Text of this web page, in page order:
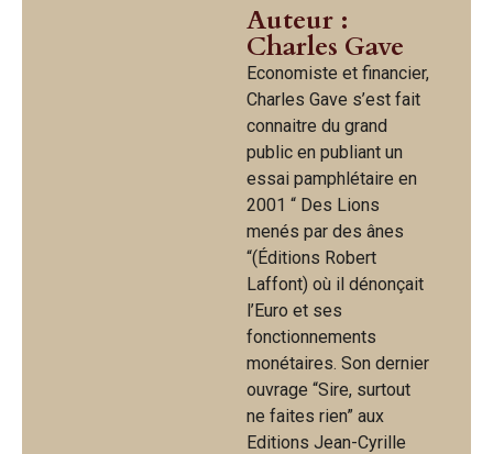
Auteur :
Charles Gave
Economiste et financier,
Charles Gave s’est fait
connaitre du grand
public en publiant un
essai pamphlétaire en
2001 “ Des Lions
menés par des ânes
“(Éditions Robert
Laffont) où il dénonçait
l’Euro et ses
fonctionnements
monétaires. Son dernier
ouvrage “Sire, surtout
ne faites rien” aux
Editions Jean-Cyrille